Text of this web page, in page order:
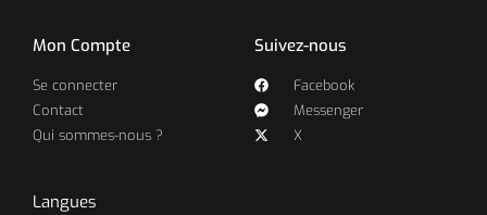
Mon Compte
Se connecter
Contact
Qui sommes-nous ?
Suivez-nous
Facebook
Messenger
X
Langues